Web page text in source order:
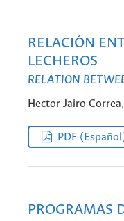
RELACIÓN
LECHEROS
RELATION
Hector Jairo
PDF
PROGRAMAS